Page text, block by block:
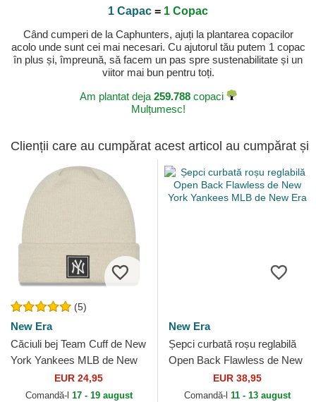
1 Capac = 1 Copac
Când cumperi de la Caphunters, ajuți la plantarea copacilor
acolo unde sunt cei mai necesari. Cu ajutorul tău putem 1 copac
în plus și, împreună, să facem un pas spre sustenabilitate și un
viitor mai bun pentru toți.
Am plantat deja 259.788copaci
Mulțumesc!
Clienții care au cumpărat acest articol au cumpărat și
(5)
New Era
Căciuli bej Team Cuff de New
York Yankees MLB de New
EUR 24,95
Comandă-l 17 - 19 august
New Era
Șepci curbată roșu reglabilă
Open Back Flawless de New
York Yankees MLB de New
Era
EUR 38,95
Comandă-l 11 - 13 august